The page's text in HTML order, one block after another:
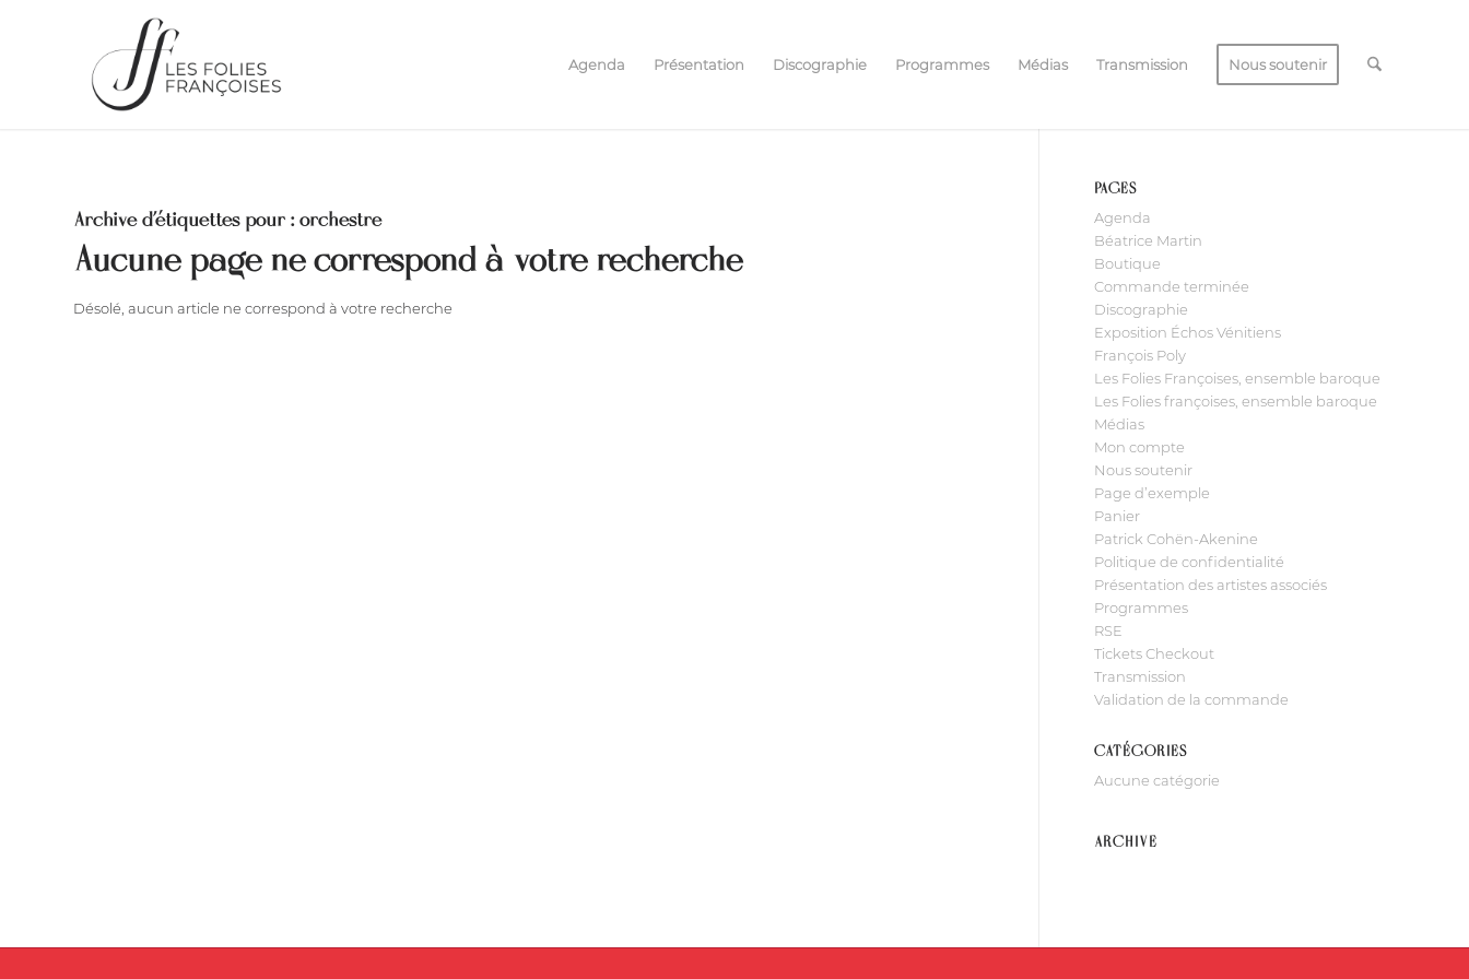
Agenda Présentation Discographie Programmes Médias Transmission Nous soutenir
Archive d’étiquettes pour : orchestre
Aucune page ne correspond à votre recherche
Désolé, aucun article ne correspond à votre recherche
PAGES
Agenda
Béatrice Martin
Boutique
Commande terminée
Discographie
Exposition Échos Vénitiens
François Poly
Les Folies Françoises, ensemble baroque
Les Folies françoises, ensemble baroque
Médias
Mon compte
Nous soutenir
Page d’exemple
Panier
Patrick Cohën-Akenine
Politique de confidentialité
Présentation des artistes associés
Programmes
RSE
Tickets Checkout
Transmission
Validation de la commande
CATÉGORIES
Aucune catégorie
ARCHIVE